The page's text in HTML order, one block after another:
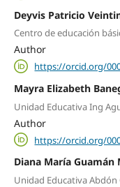
Deyvis Patricio
Centro de educación
Author
https://orcid.org/
Mayra Elizabeth
Unidad Educativa Ing
Author
https://orcid.org/
Diana María Guamán
Unidad Educativa Abdón